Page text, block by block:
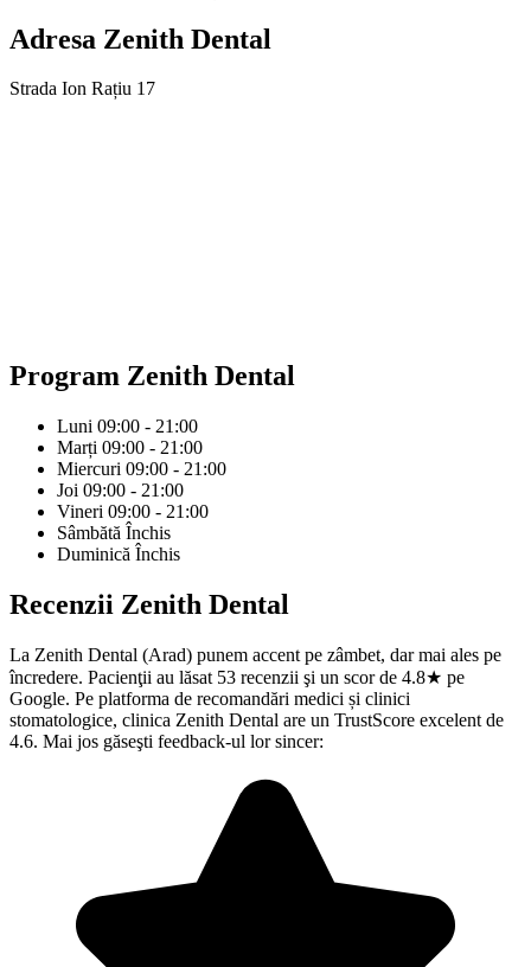
Adresa Zenith Dental
Strada Ion Rațiu 17
Program Zenith Dental
Luni 09:00 - 21:00
Marți 09:00 - 21:00
Miercuri 09:00 - 21:00
Joi 09:00 - 21:00
Vineri 09:00 - 21:00
Sâmbătă Închis
Duminică Închis
Recenzii Zenith Dental
La Zenith Dental (Arad) punem accent pe zâmbet, dar mai ales pe
încredere. Pacienţii au lăsat 53 recenzii şi un scor de 4.8★ pe
Google. Pe platforma de recomandări medici și clinici
stomatologice, clinica Zenith Dental are un TrustScore excelent de
4.6. Mai jos găseşti feedback-ul lor sincer: